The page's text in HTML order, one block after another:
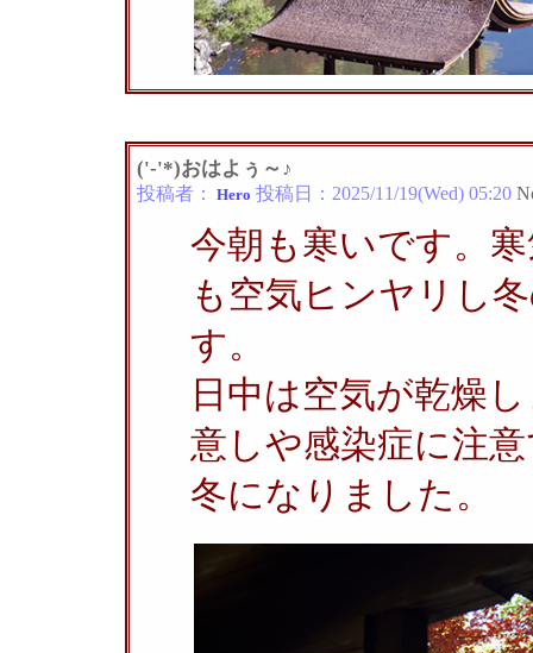
('-'*)おはよぅ～♪
投稿者： Hero 投稿日： 2025/11/19(Wed) 05:20
今朝も寒いです。
も空気ヒンヤリし
す。
日中は空気が乾燥
意しや感染症に注
冬になりました。